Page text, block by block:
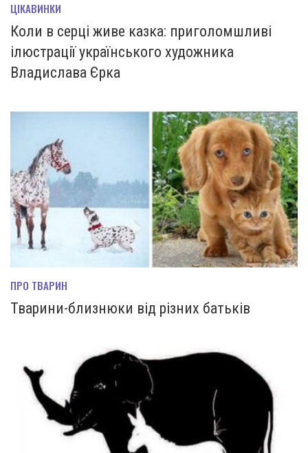
ЦІКАВИНКИ
Коли в серці живе казка: приголомшливі
ілюстрації українського художника
Владислава Єрка
ПРО ТВАРИН
Тварини-близнюки від різних батьків